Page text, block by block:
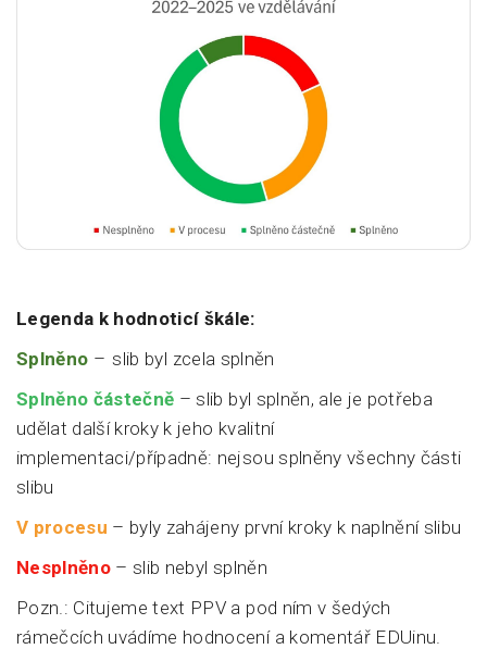
Legenda k hodnoticí škále:
Splněno –⁠⁠⁠⁠⁠⁠ slib byl zcela splněn
Splněno částečně – slib byl splněn, ale je potřeba
udělat další kroky k jeho kvalitní
implementaci/případně: nejsou splněny všechny části
slibu
V procesu – byly zahájeny první kroky k naplnění slibu
Nesplněno – slib nebyl splněn
Pozn.: Citujeme text PPV a pod ním v šedých
rámečcích uvádíme hodnocení a komentář EDUinu.